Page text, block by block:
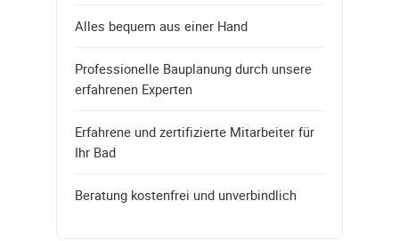
Alles bequem aus einer Hand
Professionelle Bauplanung durch unsere
erfahrenen Experten
Erfahrene und zertifizierte Mitarbeiter für
Ihr Bad
Beratung kostenfrei und unverbindlich